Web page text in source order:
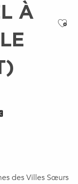
À
des Villes Sœurs